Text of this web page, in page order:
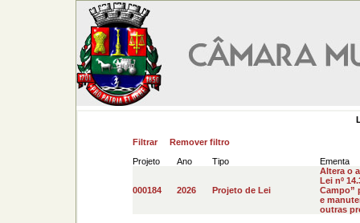
Filtrar
Remover filtro
Projeto
Ano Tipo Ementa
000184 2026 Projeto de Lei
Altera o
Lei nº
Campo”
e
outras